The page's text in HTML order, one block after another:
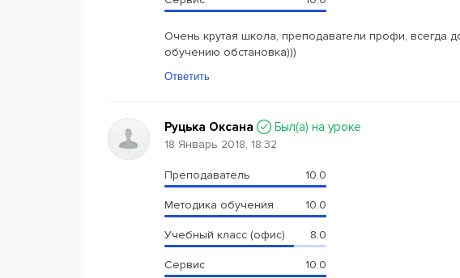
Очень крутая школа, преподаватели профи, всегда
обучению обстановка)))
Ответить
Руцька Оксана Был(a) на уроке
18 Январь 2018, 18:32
Преподаватель 10.0
Методика обучения 10.0
Учебный класс (офис) 8.0
Сервис 10.0